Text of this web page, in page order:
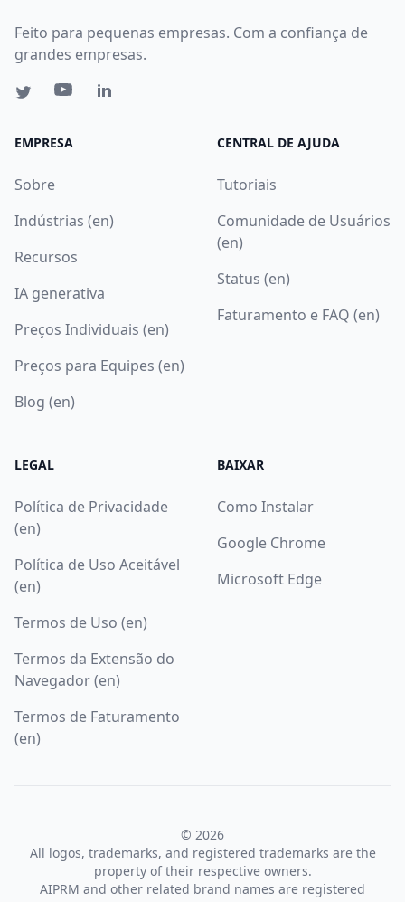
Feito para pequenas empresas. Com a confiança de
grandes empresas.
EMPRESA
Sobre
Indústrias (en)
Recursos
IA generativa
Preços Individuais (en)
Preços para Equipes (en)
Blog (en)
CENTRAL DE AJUDA
Tutoriais
Comunidade de Usuários
(en)
Status (en)
Faturamento e FAQ (en)
LEGAL
Política de Privacidade
(en)
Política de Uso Aceitável
(en)
Termos de Uso (en)
Termos da Extensão do
Navegador (en)
Termos de Faturamento
(en)
BAIXAR
Como Instalar
Google Chrome
Microsoft Edge
© 2026
All logos, trademarks, and registered trademarks are the
property of their respective owners.
AIPRM and other related brand names are registered